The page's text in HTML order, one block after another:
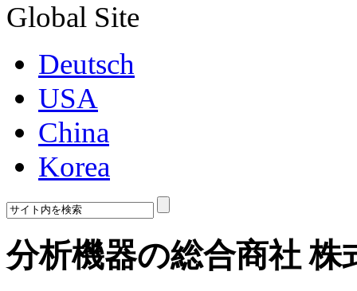
Global Site
Deutsch
USA
China
Korea
分析機器の総合商社